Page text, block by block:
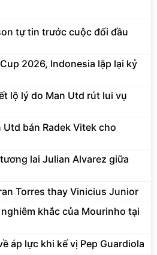
tự tin trước cuộc đối đầu
2026, Indonesia lặp lại kỷ
lộ lý do Man Utd rút lui vụ
Utd bán Radek Vitek cho
lai Julian Alvarez giữa
Torres thay Vinicius Junior
khắc của Mourinho tại
áp lực khi kế vị Pep Guardiola